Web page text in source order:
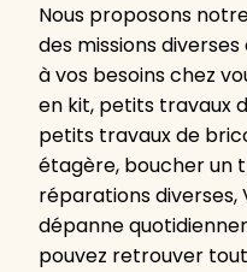
Nous proposons
des missions
à vos besoins chez
en kit, petits travaux
petits travaux de
étagère, boucher un
réparations diverses,
dépanne
pouvez retrouver